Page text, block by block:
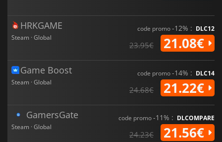
HRKGAME
Steam · Global
code promo-12% : DLC12
23.95€ 21.08€
Game Boost
Steam · Global
code promo-14% : DLC14
24.68€ 21.22€
GamersGate
Steam · Global
code promo-11% : DLCOMPARE
24.23€ 21.56€